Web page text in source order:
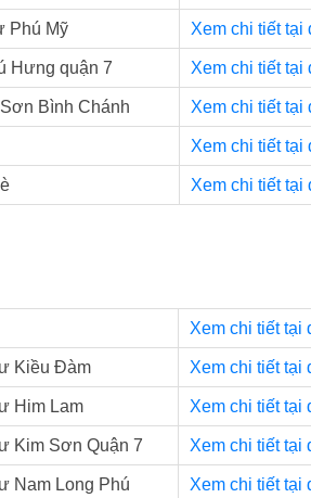
Phú Mỹ Xem chi tiết tại
Hưng quận 7 Xem chi tiết tại
Bình Chánh Xem chi tiết tại
Xem chi tiết tại
Xem chi tiết tại
Xem chi tiết tại
Kiều Đàm Xem chi tiết tại
Him Lam Xem chi tiết tại
Kim Sơn Quận 7 Xem chi tiết tại
Nam Long Phú
Xem chi tiết tại